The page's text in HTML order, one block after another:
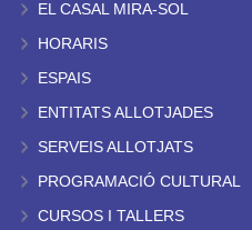
EL CASAL MIRA-SOL
HORARIS
ESPAIS
ENTITATS ALLOTJADES
SERVEIS ALLOTJATS
PROGRAMACIÓ CULTURAL
CURSOS I TALLERS